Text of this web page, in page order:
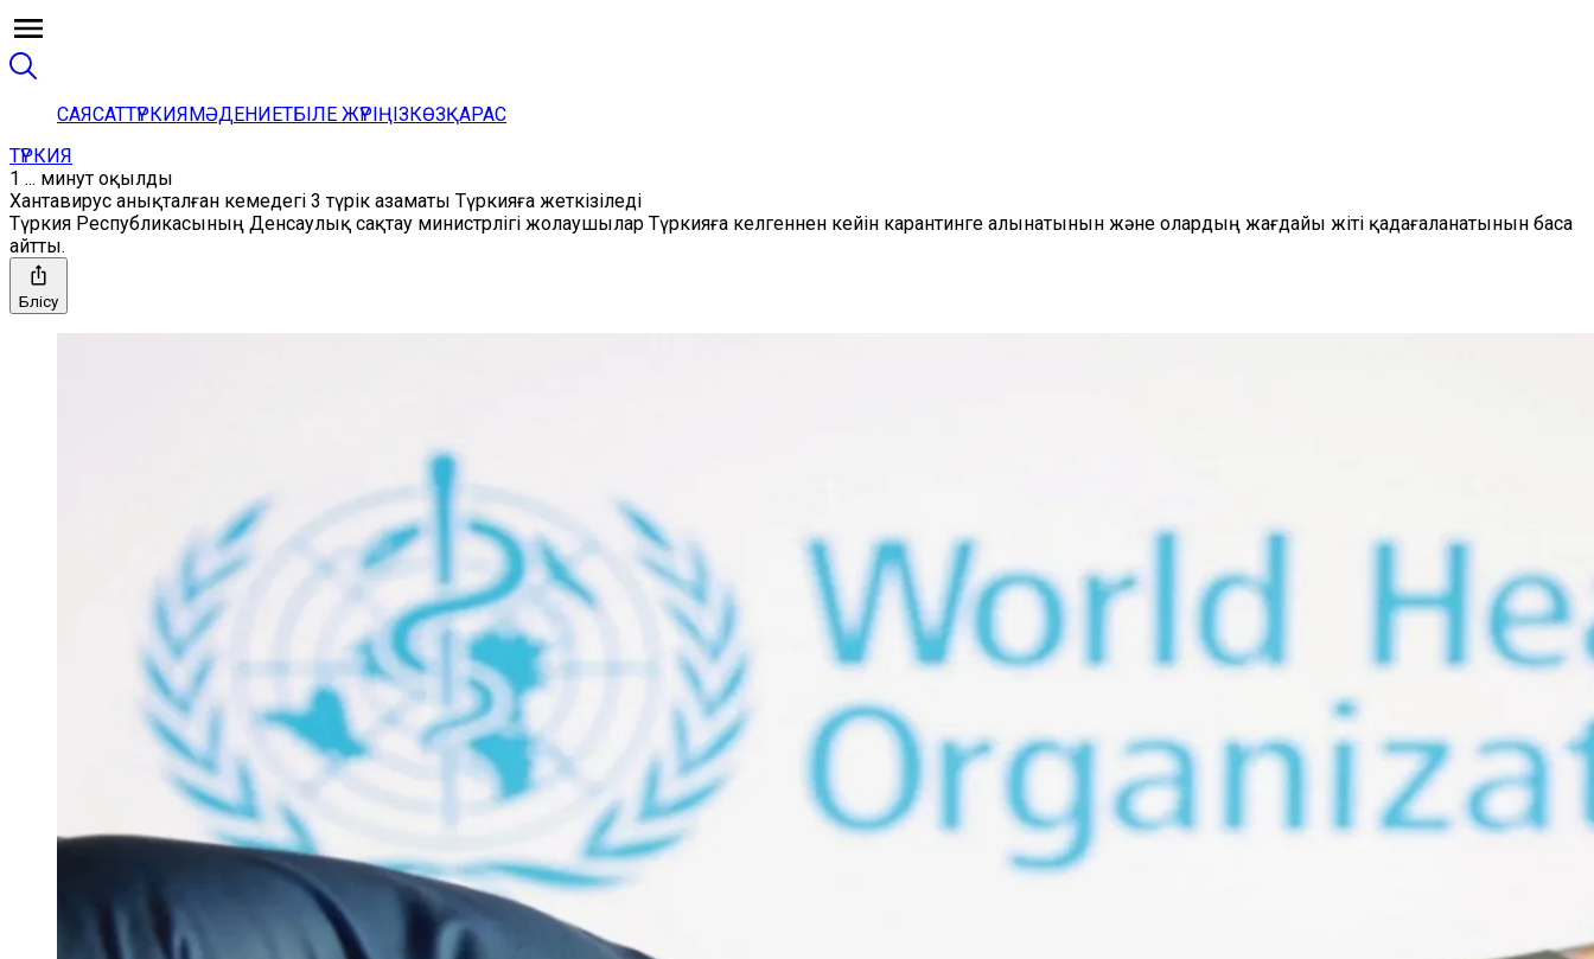
САЯСАТТҮРКИЯМӘДЕНИЕТБІЛЕ ЖҮРІҢІЗКӨЗҚАРАС
ТҮРКИЯ
1 ... минут оқылды
Хантавирус анықталған кемедегі 3 түрік азаматы Түркияға жеткізіледі
Түркия Республикасының Денсаулық сақтау министрлігі жолаушылар Түркияға келгеннен кейін карантинге алынатынын және олардың жағдайы жіті қадағаланатынын баса
айтты.
Бөлісу